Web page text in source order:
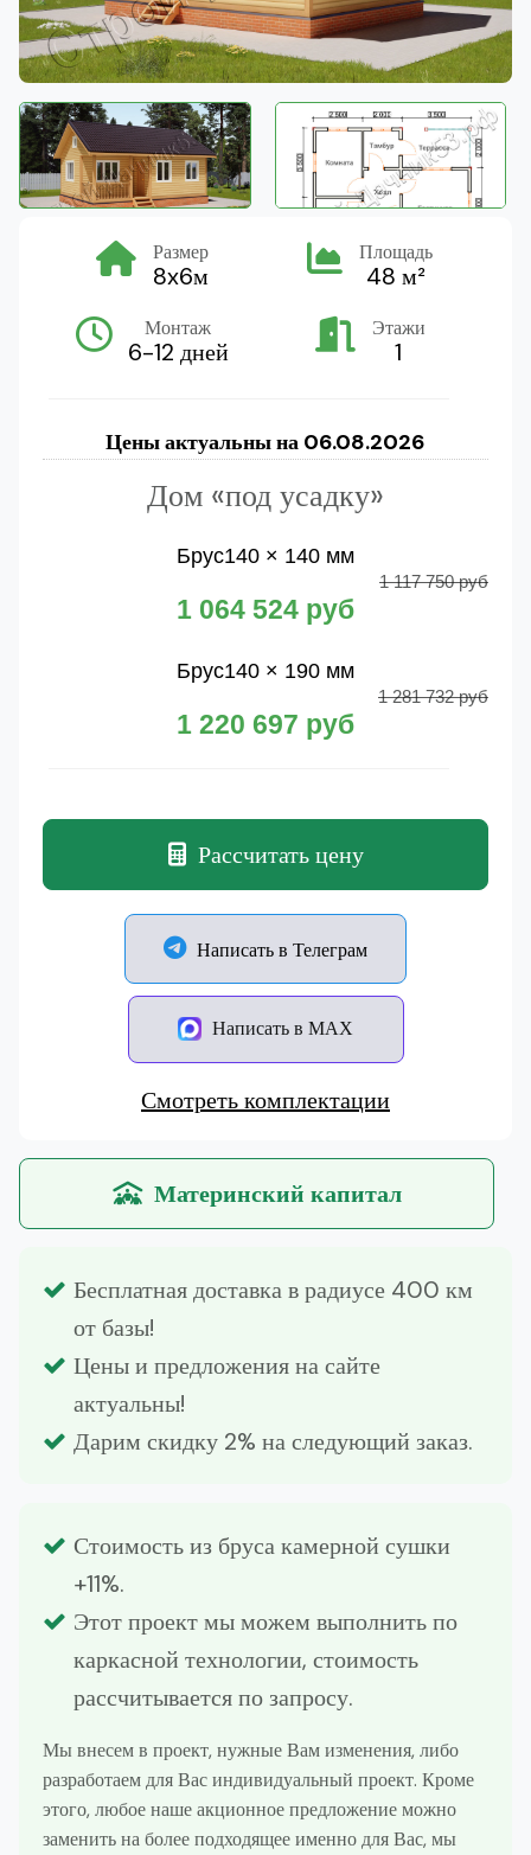
Размер
8x6м
Монтаж
6-12 дней
Площадь
48 м²
Этажи
1
Цены актуальны на 06.08.2026
Дом «под усадку»
Брус140 × 140 мм
1 117 750 руб
1 064 524 руб
Брус140 × 190 мм
1 281 732 руб
1 220 697 руб
Рассчитать цену
Написать в Телеграм
Написать в MAX
Смотреть комплектации
Материнский капитал
Бесплатная доставка в радиусе 400 км
от базы!
Цены и предложения на сайте
актуальны!
Дарим скидку 2% на следующий заказ.
Стоимость из бруса камерной сушки
+11%.
Этот проект мы можем выполнить по
каркасной технологии, стоимость
рассчитывается по запросу.
Мы внесем в проект, нужные Вам изменения, либо
разработаем для Вас индивидуальный проект. Кроме
этого, любое наше акционное предложение можно
заменить на более подходящее именно для Вас, мы